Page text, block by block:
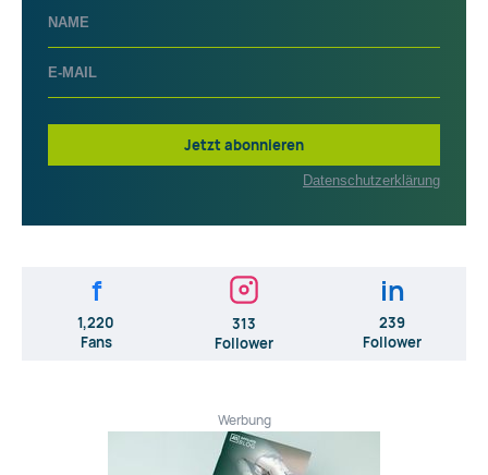
Jetzt abonnieren
Datenschutzerklärung
f
1,220
Fans
313
Follower
in
239
Follower
Werbung